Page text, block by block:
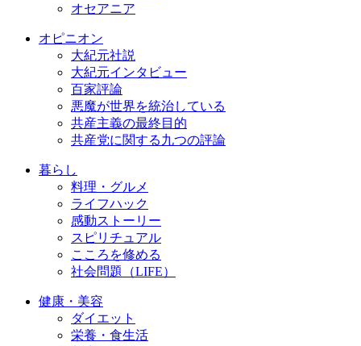
オセアニア
オピニオン
大紀元社説
大紀元インタビュー
百家評論
悪魔が世界を統治している
共産主義の最終目的
共産党に関する九つの評論
暮らし
料理・グルメ
ライフハック
感動ストーリー
スピリチュアル
こころを修める
社会問題（LIFE）
健康・美容
ダイエット
栄養・食生活